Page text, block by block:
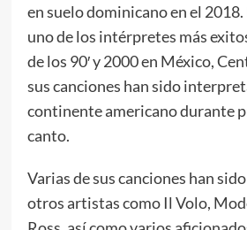
en suelo dominicano en el
uno de los intérpretes más
de los 90′ y 2000 en México,
sus canciones han sido
continente americano durante
canto.
Varias de sus canciones han
otros artistas como Il Volo,